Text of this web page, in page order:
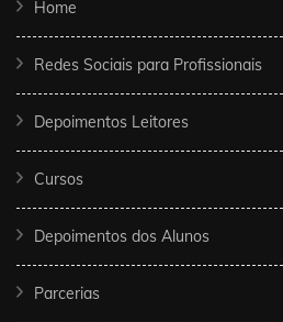
Home
Redes Sociais para Profissionais
Depoimentos Leitores
Cursos
Depoimentos dos Alunos
Parcerias